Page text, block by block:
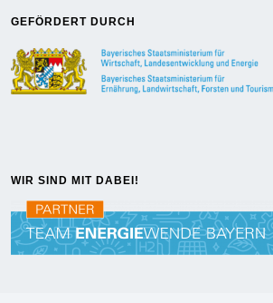
GEFÖRDERT DURCH
WIR SIND MIT DABEI!